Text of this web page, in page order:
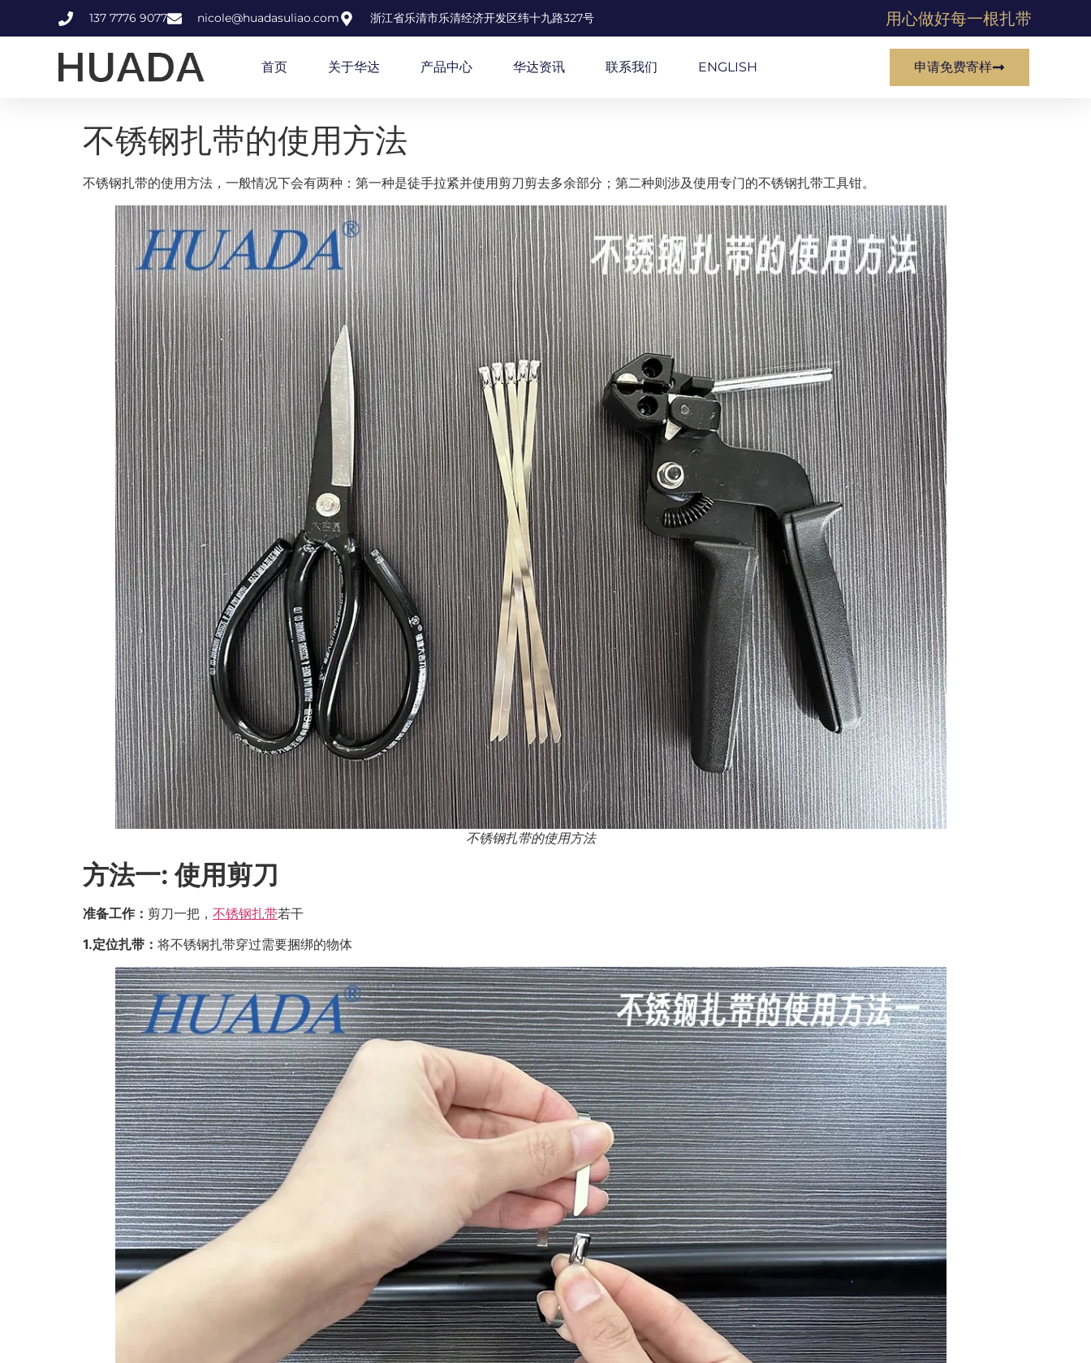
137 7776 9077 nicole@huadasuliao.com 浙江省乐清市乐清经济开发区纬十九路327号 用心做好每一根扎带
首页 关于华达 产品中心 华达资讯 联系我们 ENGLISH 申请免费寄样
不锈钢扎带的使用方法
不锈钢扎带的使用方法，一般情况下会有两种：第一种是徒手拉紧并使用剪刀剪去多余部分；第二种则涉及使用专门的不锈钢扎带工具钳。
不锈钢扎带的使用方法
方法一: 使用剪刀
准备工作： 剪刀一把， 不锈钢扎带若干
1.定位扎带： 将不锈钢扎带穿过需要捆绑的物体